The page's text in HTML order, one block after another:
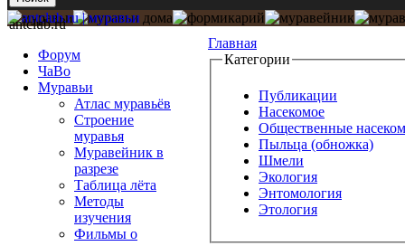
Главная
Категории
Публикации
Насекомое
Общественные
Пыльца (обножка)
Шмели
Экология
Энтомология
Этология
antclub.ru
Форум
ЧаВо
Муравьи
Атлас муравьёв
Строение
муравья
Муравейник в
разрезе
Таблица лёта
Методы
изучения
Фильмы о